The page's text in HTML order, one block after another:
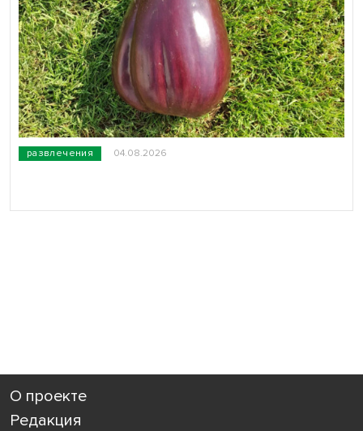
развлечения 04.08.2026
О проекте
Редакция